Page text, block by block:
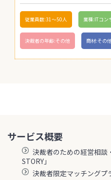
従業員数:31〜50人 業種:ITコン
決裁者の年齢:その他 商材:その
サービス概要
決裁者のための経営相談
STORY」
決裁者限定マッチングプ